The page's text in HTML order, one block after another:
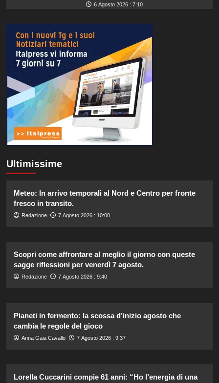
6 Agosto 2026 : 7:10
Ultimissime
Meteo: In arrivo temporali al Nord e Centro per fronte
fresco in transito.
Redazione 7 Agosto 2026 : 10:00
Scopri come affrontare al meglio il giorno con queste
sagge riflessioni per venerdì 7 agosto.
Redazione 7 Agosto 2026 : 9:40
Pianeti in fermento: la scossa d’inizio agosto che
cambia le regole del gioco
Anna Gaia Cavallo 7 Agosto 2026 : 9:37
Lorella Cuccarini compie 61 anni: “Ho l’energia di una